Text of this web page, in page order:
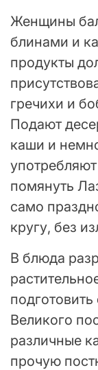
Женщины
блинами и
продукты
гречихи и
Подают
каши и
помянуть
само
кругу, без
В блюда
Великого
различные
прочую